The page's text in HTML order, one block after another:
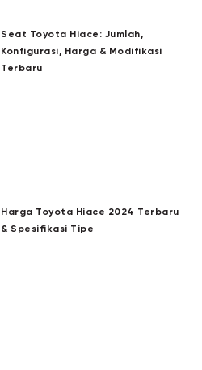
Seat Toyota Hiace: Jumlah,
Konfigurasi, Harga & Modifikasi
Terbaru
Harga Toyota Hiace 2024 Terbaru
& Spesifikasi Tipe